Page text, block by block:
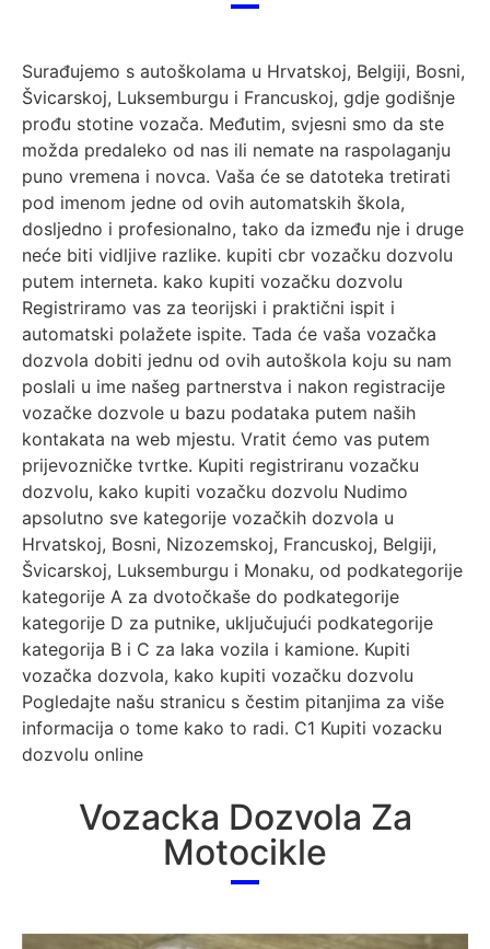
Surađujemo s autoškolama u Hrvatskoj, Belgiji, Bosni,
Švicarskoj, Luksemburgu i Francuskoj, gdje godišnje
prođu stotine vozača. Međutim, svjesni smo da ste
možda predaleko od nas ili nemate na raspolaganju
puno vremena i novca. Vaša će se datoteka tretirati
pod imenom jedne od ovih automatskih škola,
dosljedno i profesionalno, tako da između nje i druge
neće biti vidljive razlike. kupiti cbr vozačku dozvolu
putem interneta. kako kupiti vozačku dozvolu
Registriramo vas za teorijski i praktični ispit i
automatski polažete ispite. Tada će vaša vozačka
dozvola dobiti jednu od ovih autoškola koju su nam
poslali u ime našeg partnerstva i nakon registracije
vozačke dozvole u bazu podataka putem naših
kontakata na web mjestu. Vratit ćemo vas putem
prijevozničke tvrtke. Kupiti registriranu vozačku
dozvolu, kako kupiti vozačku dozvolu Nudimo
apsolutno sve kategorije vozačkih dozvola u
Hrvatskoj, Bosni, Nizozemskoj, Francuskoj, Belgiji,
Švicarskoj, Luksemburgu i Monaku, od podkategorije
kategorije A za dvotočkaše do podkategorije
kategorije D za putnike, uključujući podkategorije
kategorija B i C za laka vozila i kamione. Kupiti
vozačka dozvola, kako kupiti vozačku dozvolu
Pogledajte našu stranicu s čestim pitanjima za više
informacija o tome kako to radi. C1 Kupiti vozacku
dozvolu online
Vozacka Dozvola Za
Motocikle